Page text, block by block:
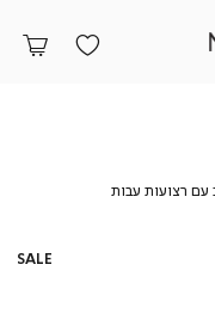
POZEX
SALE